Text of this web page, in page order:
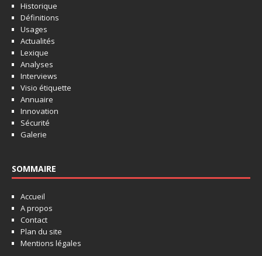
Historique
Définitions
Usages
Actualités
Lexique
Analyses
Interviews
Visio étiquette
Annuaire
Innovation
Sécurité
Galerie
SOMMAIRE
Accueil
A propos
Contact
Plan du site
Mentions légales